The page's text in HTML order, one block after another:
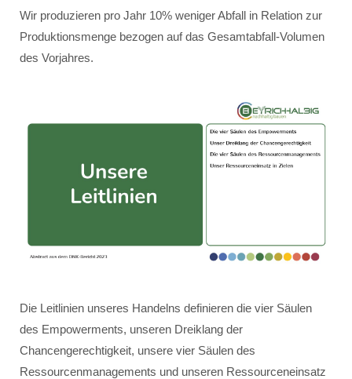
Wir produzieren pro Jahr 10% weniger Abfall in Relation zur
Produktionsmenge bezogen auf das Gesamtabfall-Volumen
des Vorjahres.
Die Leitlinien unseres Handelns definieren die vier Säulen
des Empowerments, unseren Dreiklang der
Chancengerechtigkeit, unsere vier Säulen des
Ressourcenmanagements und unseren Ressourceneinsatz